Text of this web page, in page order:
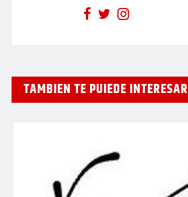
TAMBIEN TE PUIEDE INTERESAR